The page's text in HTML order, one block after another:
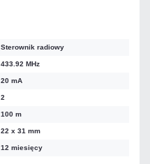
Sterownik radiowy
433.92 MHz
20 mA
2
100 m
22 x 31 mm
12 miesięcy